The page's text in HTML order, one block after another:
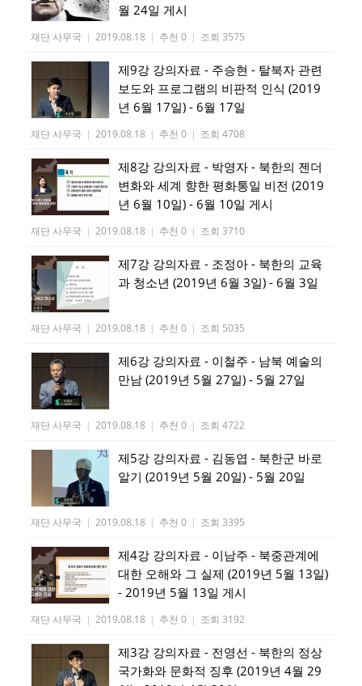
월 24일 게시
재단 사무국 | 2019.08.18 | 추천 0 | 조회 3575
제9강 강의자료 - 주승현 - 탈북자 관련
보도와 프로그램의 비판적 인식 (2019
년 6월 17일) - 6월 17일
재단 사무국 | 2019.08.18 | 추천 0 | 조회 4708
제8강 강의자료 - 박영자 - 북한의 젠더
변화와 세계 향한 평화통일 비전 (2019
년 6월 10일) - 6월 10일 게시
재단 사무국 | 2019.08.18 | 추천 0 | 조회 3710
제7강 강의자료 - 조정아 - 북한의 교육
과 청소년 (2019년 6월 3일) - 6월 3일
재단 사무국 | 2019.08.18 | 추천 0 | 조회 5035
제6강 강의자료 - 이철주 - 남북 예술의
만남 (2019년 5월 27일) - 5월 27일
재단 사무국 | 2019.08.18 | 추천 0 | 조회 4722
제5강 강의자료 - 김동엽 - 북한군 바로
알기 (2019년 5월 20일) - 5월 20일
재단 사무국 | 2019.08.18 | 추천 0 | 조회 3395
제4강 강의자료 - 이남주 - 북중관계에
대한 오해와 그 실제 (2019년 5월 13일)
- 2019년 5월 13일 게시
재단 사무국 | 2019.08.18 | 추천 0 | 조회 3192
제3강 강의자료 - 전영선 - 북한의 정상
국가화와 문화적 징후 (2019년 4월 29